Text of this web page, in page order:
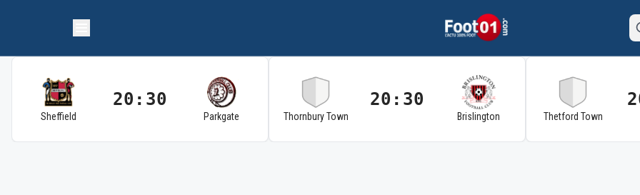
Sheffield
20:30
Parkgate Thornbury Town
20:30
Brislington Thetford Town